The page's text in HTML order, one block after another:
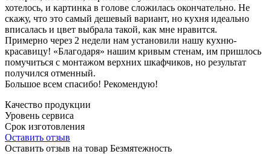
хотелось, и картинка в голове сложилась окончательно. Не
скажу, что это самый дешевый вариант, но кухня идеально
вписалась и цвет выбрала такой, как мне нравится.
Примерно через 2 недели нам установили нашу кухню-
красавицу! «Благодаря» нашим кривым стенам, им пришлось
помучиться с монтажом верхних шкафчиков, но результат
получился отменный.
Большое всем спасибо! Рекомендую!
Качество продукции
Уровень сервиса
Срок изготовления
Оставить отзыв
Оставить отзыв на товар Безмятежность